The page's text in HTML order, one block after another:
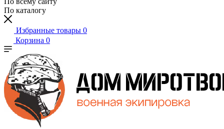
По каталогу
Избранные товары 0
Корзина 0